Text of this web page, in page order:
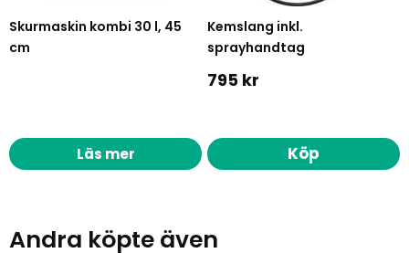
Skurmaskin kombi 30 l, 45
cm
Läs mer
Kemslang inkl.
sprayhandtag
795 kr
Köp
Andra köpte även